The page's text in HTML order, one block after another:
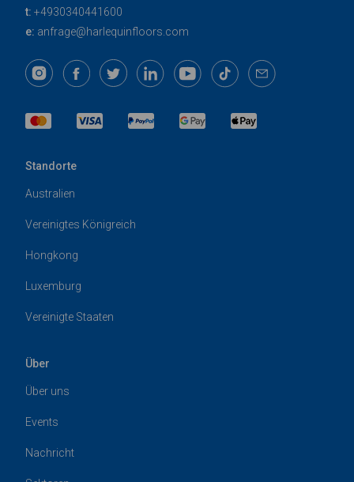
t: +4930340441600
e: anfrage@harlequinfloors.com
Standorte
Australien
Vereinigtes Königreich
Hongkong
Luxemburg
Vereinigte Staaten
Über
Über uns
Events
Nachricht